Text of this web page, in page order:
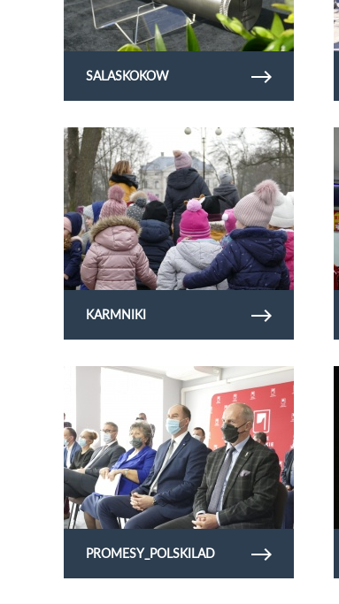
SALASKOKOW
KARMNIKI
Obejrzyj galerię zdjęć karmniki
PROMESY_POLSKILAD
Obejrzyj galerię zdjęć promesy_polskilad